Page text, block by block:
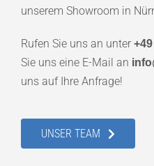
unserem Showroom in
Rufen Sie uns an unter
Sie uns eine E-Mail an
uns auf Ihre Anfrage!
UNSER TEAM